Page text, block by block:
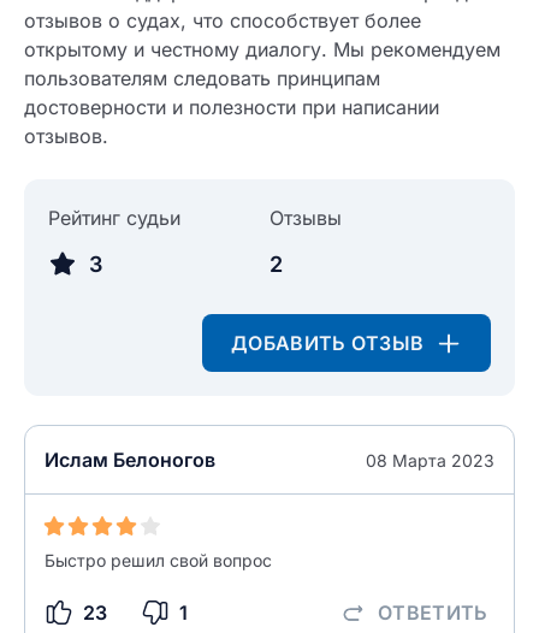
отзывов о судах, что способствует более
открытому и честному диалогу. Мы рекомендуем
пользователям следовать принципам
достоверности и полезности при написании
отзывов.
Рейтинг судьи
3
Отзывы
2
ДОБАВИТЬ ОТЗЫВ
Ислам Белоногов 08 Марта 2023
Быстро решил свой вопрос
23 1 ОТВЕТИТЬ
Введите свое имя
Текст отзыва
Как вы оцените судебный участок?
Введите свое имя
Введите свой номер телефона
Название населенного пункта